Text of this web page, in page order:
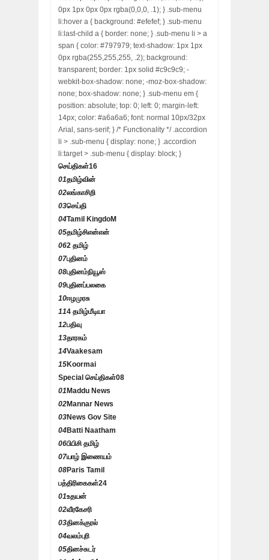
0px 1px 0px 0px rgba(0,0,0, .1); } .sub-menu
li:hover a { background: #efefef; } .sub-menu
li:last-child a { border: none; } .sub-menu li > a
span { color: #797979; text-shadow: 1px 1px
0px rgba(255,255,255, .2); background:
transparent; border: 1px solid #c9c9c9; -
webkit-box-shadow: none; -moz-box-shadow:
none; box-shadow: none; } .sub-menu em {
position: absolute; top: 0; left: 0; margin-left:
14px; color: #a6a6a6; font: normal 10px/32px
Arial, sans-serif; } /* Functionality */ .accordion
li > .sub-menu { display: none; } .accordion
li:target > .sub-menu { display: block; }
செய்திகள்16
01தமிழ்வின்
02லங்காசிறி
03செய்தி
04Tamil KingdoM
05தமிழ்சிஎன்என்
062 தமிழ்
07புதினம்
08புதினம்நியூஸ்
09புதினப்பலகை
10ஈழமுரசு
114 தமிழ்மீடியா
12பதிவு
13தாரகம்
14Vaakesam
15Koormai
Special செய்திகள்08
01 Maddu News
02Mannar News
03News Gov Site
04Batti Naatham
06பிபிசி தமிழ்
07யாழ் இணையம்
08Paris Tamil
பத்திரிகைகள்24
01உதயன்
02வீரகேசரி
03தினக்குரல்
04வலம்புரி
05தினச்சுடர்